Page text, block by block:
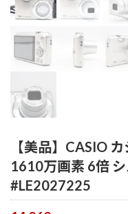
【美品】CASIO
1610万画素 6倍
#LE2027225